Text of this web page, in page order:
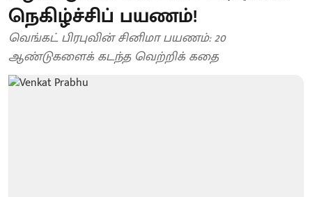
நெகிழ்ச்சிப் பயணம்!
வெங்கட் பிரபுவின் சினிமா பயணம்: 20
ஆண்டுகளைக் கடந்த வெற்றிக் கதை